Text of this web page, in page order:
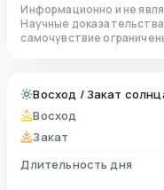
Информационно и не
Научные
самочувствие
Восход / Закат
Восход
Закат
Длительность дня